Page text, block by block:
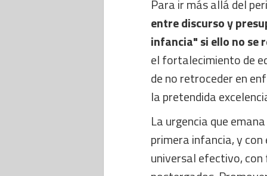
Para ir más allá del
entre discurso y
infancia" si ello no se
el fortalecimiento de
de no retroceder en
la pretendida
La urgencia que
primera infancia, y
universal efectivo,